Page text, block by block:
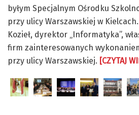
byłym Specjalnym Ośrodku
przy ulicy Warszawskiej w
Kozieł, dyrektor „Informatyka”,
firm zainteresowanych
przy ulicy Warszawskiej. [CZYTAJ